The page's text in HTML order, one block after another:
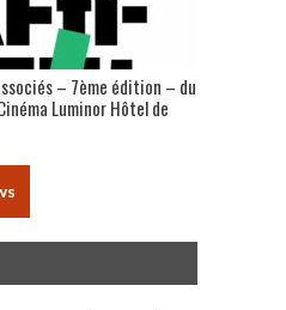
– 7ème édition – du
Luminor Hôtel de